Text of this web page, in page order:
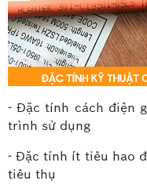
- Đặc tính cách điện
trình sử dụng
- Đặc tính ít tiêu hao
tiêu thụ